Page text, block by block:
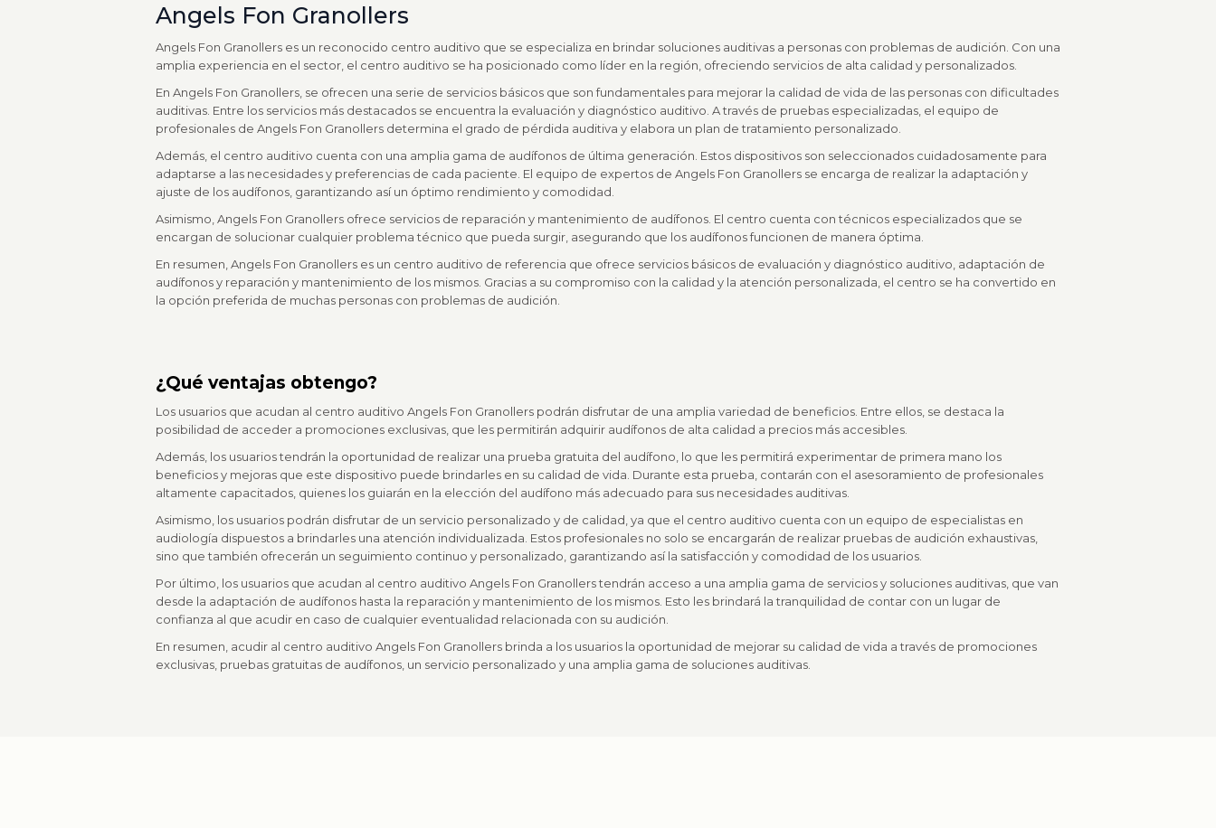
Angels Fon Granollers
Angels Fon Granollers es un reconocido centro auditivo que se especializa en brindar soluciones auditivas a personas con problemas de audición. Con una
amplia experiencia en el sector, el centro auditivo se ha posicionado como líder en la región, ofreciendo servicios de alta calidad y personalizados.
En Angels Fon Granollers, se ofrecen una serie de servicios básicos que son fundamentales para mejorar la calidad de vida de las personas con dificultades
auditivas. Entre los servicios más destacados se encuentra la evaluación y diagnóstico auditivo. A través de pruebas especializadas, el equipo de
profesionales de Angels Fon Granollers determina el grado de pérdida auditiva y elabora un plan de tratamiento personalizado.
Además, el centro auditivo cuenta con una amplia gama de audífonos de última generación. Estos dispositivos son seleccionados cuidadosamente para
adaptarse a las necesidades y preferencias de cada paciente. El equipo de expertos de Angels Fon Granollers se encarga de realizar la adaptación y
ajuste de los audífonos, garantizando así un óptimo rendimiento y comodidad.
Asimismo, Angels Fon Granollers ofrece servicios de reparación y mantenimiento de audífonos. El centro cuenta con técnicos especializados que se
encargan de solucionar cualquier problema técnico que pueda surgir, asegurando que los audífonos funcionen de manera óptima.
En resumen, Angels Fon Granollers es un centro auditivo de referencia que ofrece servicios básicos de evaluación y diagnóstico auditivo, adaptación de
audífonos y reparación y mantenimiento de los mismos. Gracias a su compromiso con la calidad y la atención personalizada, el centro se ha convertido en
la opción preferida de muchas personas con problemas de audición.
¿Qué ventajas obtengo?
Los usuarios que acudan al centro auditivo Angels Fon Granollers podrán disfrutar de una amplia variedad de beneficios. Entre ellos, se destaca la
posibilidad de acceder a promociones exclusivas, que les permitirán adquirir audífonos de alta calidad a precios más accesibles.
Además, los usuarios tendrán la oportunidad de realizar una prueba gratuita del audífono, lo que les permitirá experimentar de primera mano los
beneficios y mejoras que este dispositivo puede brindarles en su calidad de vida. Durante esta prueba, contarán con el asesoramiento de profesionales
altamente capacitados, quienes los guiarán en la elección del audífono más adecuado para sus necesidades auditivas.
Asimismo, los usuarios podrán disfrutar de un servicio personalizado y de calidad, ya que el centro auditivo cuenta con un equipo de especialistas en
audiología dispuestos a brindarles una atención individualizada. Estos profesionales no solo se encargarán de realizar pruebas de audición exhaustivas,
sino que también ofrecerán un seguimiento continuo y personalizado, garantizando así la satisfacción y comodidad de los usuarios.
Por último, los usuarios que acudan al centro auditivo Angels Fon Granollers tendrán acceso a una amplia gama de servicios y soluciones auditivas, que van
desde la adaptación de audífonos hasta la reparación y mantenimiento de los mismos. Esto les brindará la tranquilidad de contar con un lugar de
confianza al que acudir en caso de cualquier eventualidad relacionada con su audición.
En resumen, acudir al centro auditivo Angels Fon Granollers brinda a los usuarios la oportunidad de mejorar su calidad de vida a través de promociones
exclusivas, pruebas gratuitas de audífonos, un servicio personalizado y una amplia gama de soluciones auditivas.